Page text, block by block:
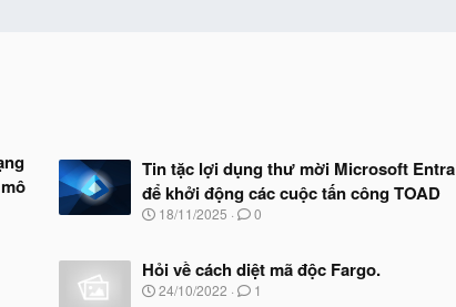
Tin tặc lợi dụng thư mời Microsoft Entra
để khởi động các cuộc tấn công TOAD
N
y
b
ắ
18/11/2025 0
Hỏi về cách diệt mã độc Fargo.
N
24/10/2022 1